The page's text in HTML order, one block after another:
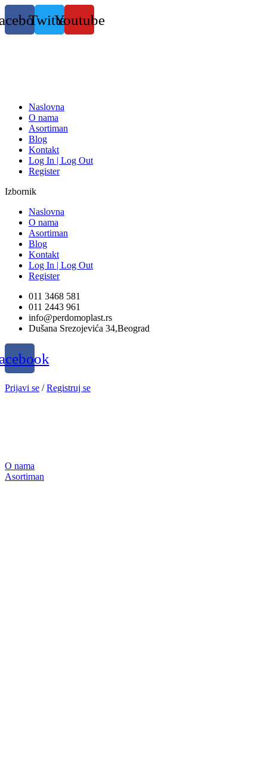
Skočite
na
sadržaj
TwitterYoutube
Naslovna
O nama
Asortiman
Blog
Kontakt
Log In | Log Out
Register
Izbornik
Naslovna
O nama
Asortiman
Blog
Kontakt
Log In | Log Out
Register
011 3468 581
011 2443 961
info@perdomoplast.rs
Dušana Srezojevića 34,Beograd
Prijavi se /Registruj se
O nama
Asortiman